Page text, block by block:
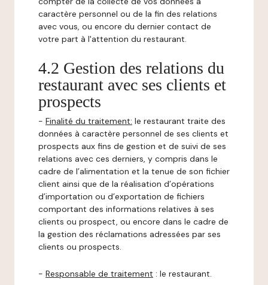
caractère personnel ou de la fin des relations
avec vous, ou encore du dernier contact de
votre part à l'attention du restaurant.
4.2 Gestion des relations du
restaurant avec ses clients et
prospects
- Finalité du traitement: le restaurant traite des
données à caractère personnel de ses clients et
prospects aux fins de gestion et de suivi de ses
relations avec ces derniers, y compris dans le
cadre de l’alimentation et la tenue de son fichier
client ainsi que de la réalisation d’opérations
d’importation ou d’exportation de fichiers
comportant des informations relatives à ses
clients ou prospect, ou encore dans le cadre de
la gestion des réclamations adressées par ses
clients ou prospects.
- Responsable de traitement : le restaurant.